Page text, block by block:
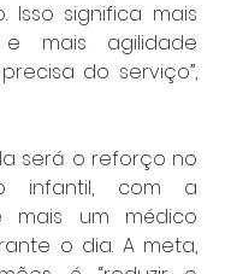
Isso significa mais
e mais agilidade
do serviço”,
será o reforço no
infantil, com a
mais um médico
o dia. A meta,